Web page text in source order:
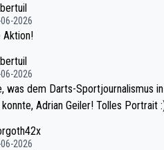
keinen Blumentopf - ist ja n
einem Bu
2026
Aktion!
2026
was dem Darts-Sportjournalismus
Adrian Geiler! Tolles Portrait
2026